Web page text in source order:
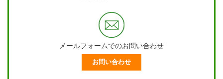
メールフォームでのお問い合わせ
お問い合わせ